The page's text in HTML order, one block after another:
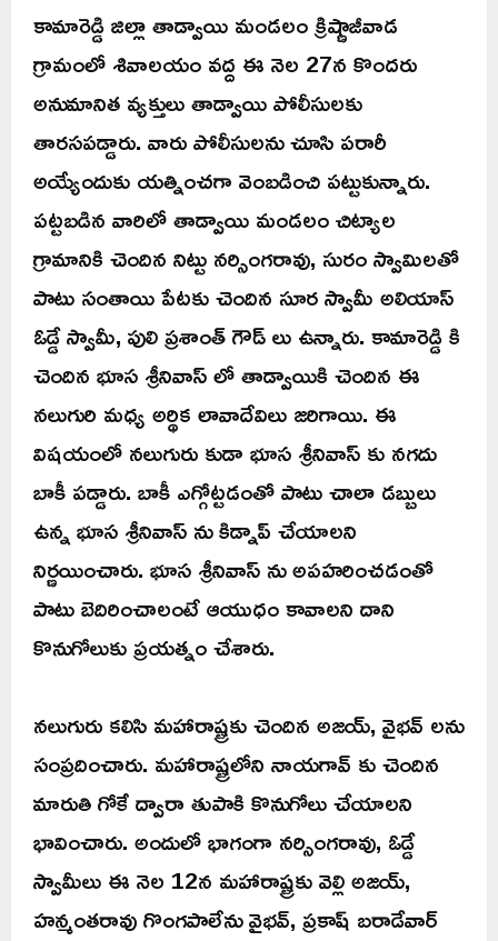
కామారెడ్డి జిల్లా తాడ్వాయి మండలం క్రిష్ణాజీవాడ
గ్రామంలో శివాలయం వద్ద ఈ నెల 27న కొందరు
అనుమానిత వ్యక్తులు తాడ్వాయి పోలీసులకు
తారసపడ్డారు. వారు పోలీసులను చూసి పరారీ
అయ్యేందుకు యత్నించగా వెంబడించి పట్టుకున్నారు.
పట్టబడిన వారిలో తాడ్వాయి మండలం చిట్యాల
గ్రామానికి చెందిన నిట్టు నర్సింగరావు, సురం స్వామిలతో
పాటు సంతాయి పేటకు చెందిన సూర స్వామీ అలియాస్
ఓడ్డే స్వామీ, పులి ప్రశాంత్ గౌడ్ లు ఉన్నారు. కామారెడ్డి కి
చెందిన భూస శ్రీనివాస్ లో తాడ్వాయికి చెందిన ఈ
నలుగురి మధ్య అర్థిక లావాదేవిలు జరిగాయి. ఈ
విషయంలో నలుగురు కుడా భూస శ్రీనివాస్ కు నగదు
బాకీ పడ్డారు. బాకీ ఎగ్గోట్టడంతో పాటు చాలా డబ్బులు
ఉన్న భూస శ్రీనివాస్ ను కిడ్నాప్ చేయాలని
నిర్ణయించారు. భూస శ్రీనివాస్ ను అపహరించడంతో
పాటు బెదిరించాలంటే ఆయుధం కావాలని దాని
కొనుగోలుకు ప్రయత్నం చేశారు.
నలుగురు కలిసి మహారాష్ట్రకు చెందిన అజయ్, వైభవ్ లను
సంప్రదించారు. మహారాష్ట్రలోని నాయగావ్ కు చెందిన
మారుతి గోకే ద్వారా తుపాకి కొనుగోలు చేయాలని
భావించారు. అందులో భాగంగా నర్సింగరావు, ఓడ్డే
స్వామీలు ఈ నెల 12న మహారాష్ట్రకు వెల్లి అజయ్,
హన్మంతరావు గొంగపాలేను వైభవ్, ప్రకాష్ బరాడేవార్